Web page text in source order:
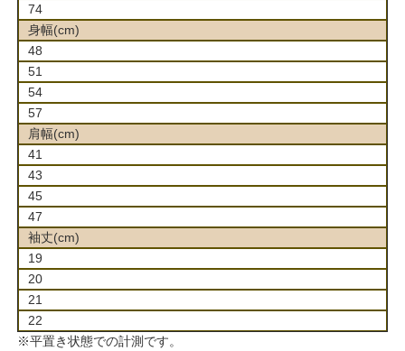
74
身幅(cm)
48
51
54
57
肩幅(cm)
41
43
45
47
袖丈(cm)
19
20
21
22
※平置き状態での計測です。